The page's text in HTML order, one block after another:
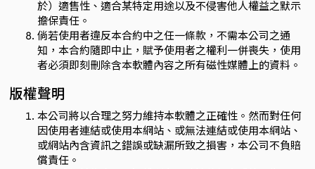
於）適售性、適合某特定用途以及不侵害他人權益之默示
擔保責任。
倘若使用者違反本合約中之任一條款，不需本公司之通
知，本合約隨即中止，賦予使用者之權利一併喪失，使用
者必須即刻刪除含本軟體內容之所有磁性媒體上的資料。
版權聲明
本公司將以合理之努力維持本軟體之正確性。然而對任何
因使用者連結或使用本網站、或無法連結或使用本網站、
或網站內含資訊之錯誤或缺漏所致之損害，本公司不負賠
償責任。